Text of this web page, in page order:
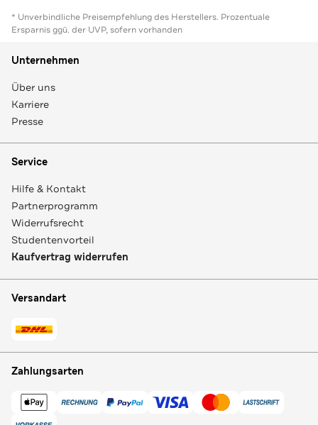
* Unverbindliche Preisempfehlung des Herstellers. Prozentuale
Ersparnis ggü. der UVP, sofern vorhanden
Unternehmen
Über uns
Karriere
Presse
Service
Hilfe & Kontakt
Partnerprogramm
Widerrufsrecht
Studentenvorteil
Kaufvertrag widerrufen
Versandart
Zahlungsarten